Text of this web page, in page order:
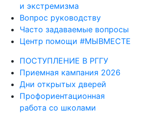
и экстремизма
Вопрос руководству
Часто задаваемые вопросы
Центр помощи #МЫВМЕСТЕ
ПОСТУПЛЕНИЕ В РГГУ
Приемная кампания 2026
Дни открытых дверей
Профориентационная
работа со школами